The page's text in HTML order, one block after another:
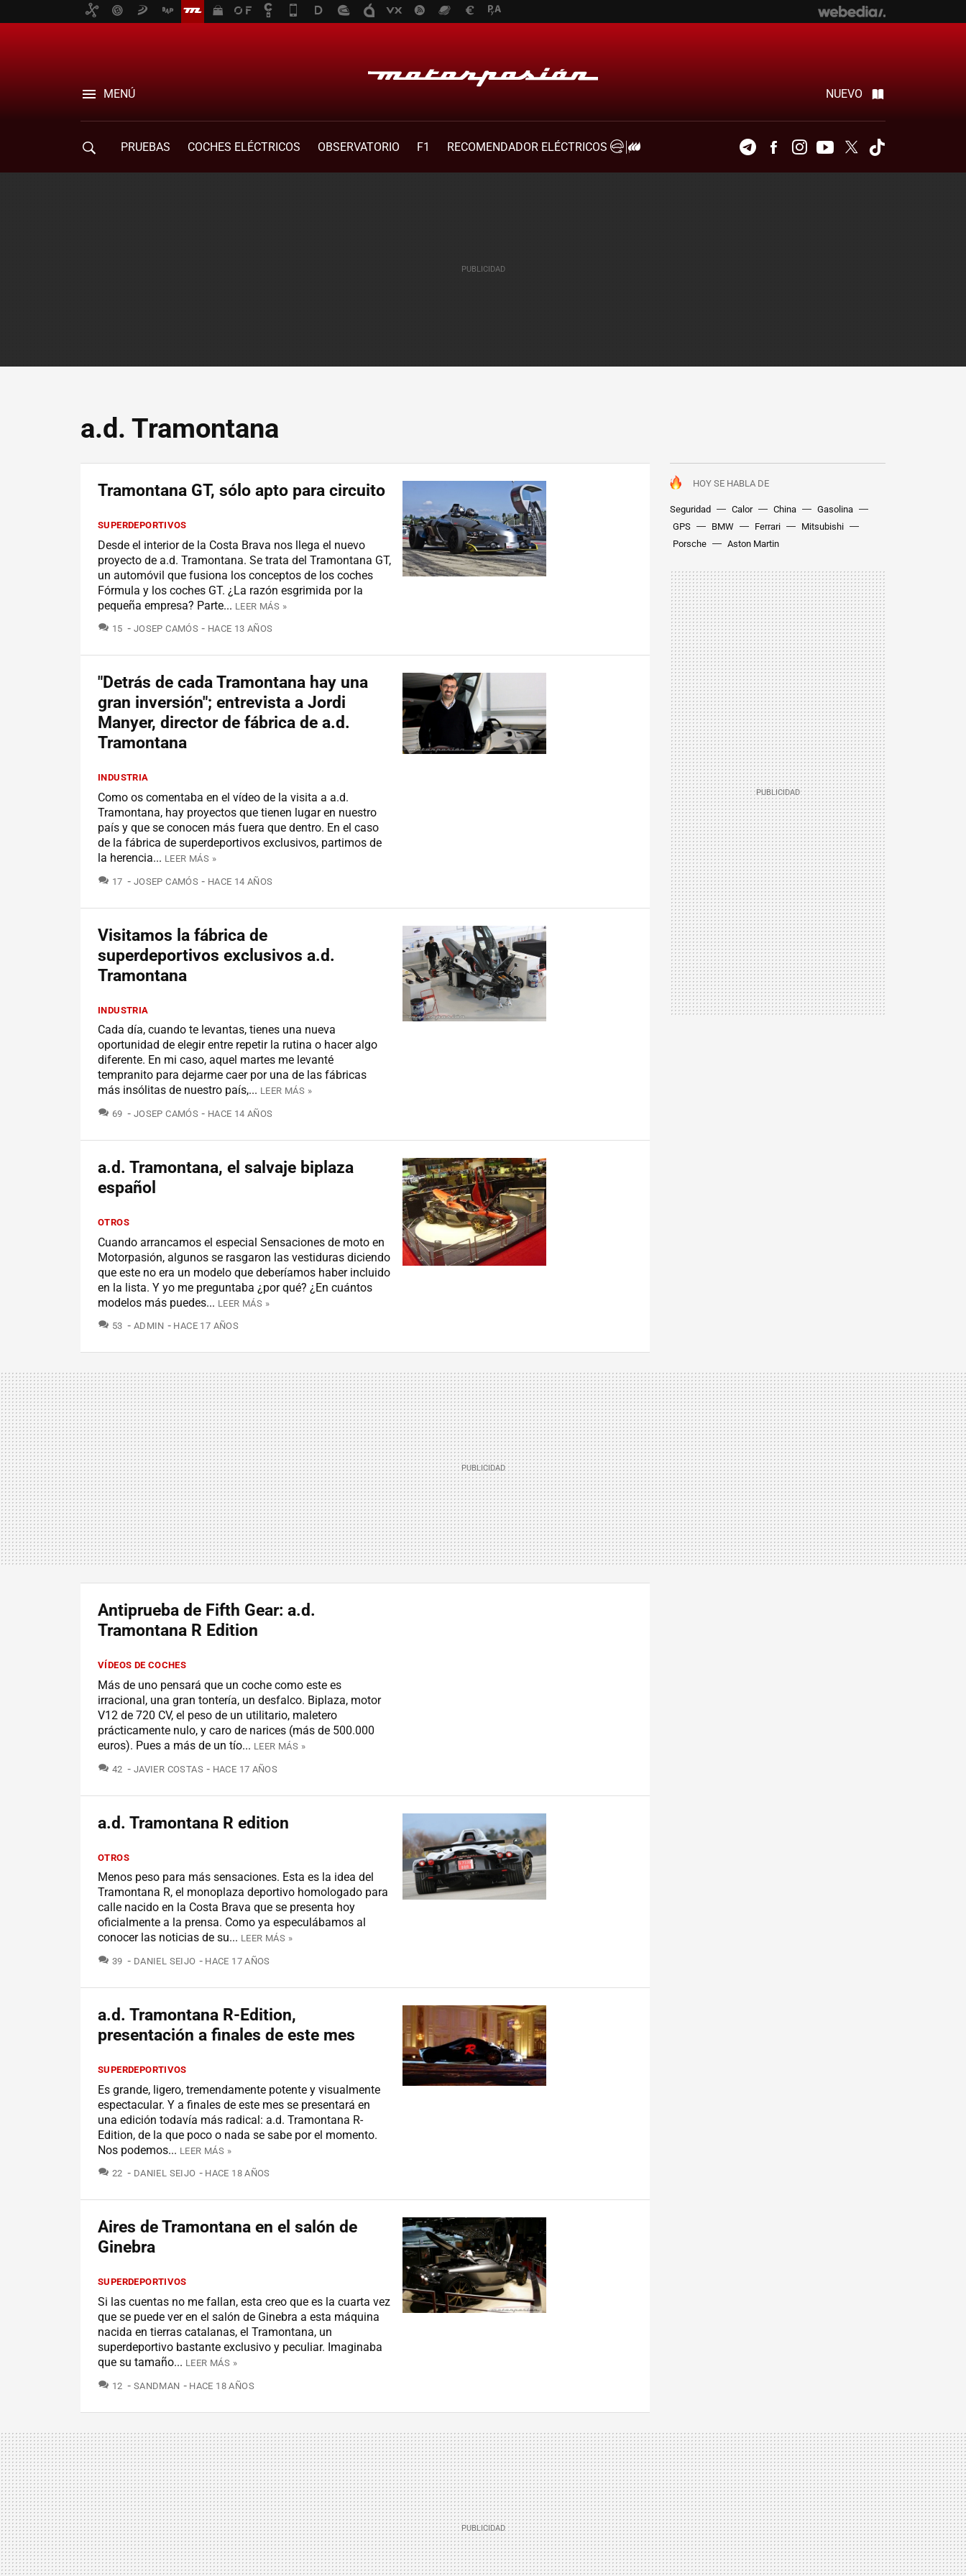
MENÚ NUEVO
PRUEBAS COCHES ELÉCTRICOS OBSERVATORIO F1
RECOMENDADOR ELÉCTRICOS
TelegramFacebookInstagramYoutubeTwitter
a.d. Tramontana
HOY SE HABLA DE
Seguridad Calor China
Gasolina
GPS
BMW Ferrari
Mitsubishi
Porsche
Aston Martin
Tramontana GT, sólo apto para circuito
SUPERDEPORTIVOS
Desde el interior de la Costa Brava nos llega el nuevo
proyecto de a.d. Tramontana. Se trata del Tramontana GT,
un automóvil que fusiona los conceptos de los coches
Fórmula y los coches GT. ¿La razón esgrimida por la
pequeña empresa? Parte... LEER MÁS »
15 COMENTARIOS
JOSEP CAMÓS HACE 13 AÑOS
"Detrás de cada Tramontana hay una
gran inversión"; entrevista a Jordi
Manyer, director de fábrica de a.d.
Tramontana
INDUSTRIA
Como os comentaba en el vídeo de la visita a a.d.
Tramontana, hay proyectos que tienen lugar en nuestro
país y que se conocen más fuera que dentro. En el caso
de la fábrica de superdeportivos exclusivos, partimos de
la herencia... LEER MÁS »
17 COMENTARIOS
JOSEP CAMÓS HACE 14 AÑOS
Visitamos la fábrica de
superdeportivos exclusivos a.d.
Tramontana
INDUSTRIA
Cada día, cuando te levantas, tienes una nueva
oportunidad de elegir entre repetir la rutina o hacer algo
diferente. En mi caso, aquel martes me levanté
tempranito para dejarme caer por una de las fábricas
más insólitas de nuestro país,... LEER MÁS »
69 COMENTARIOS
JOSEP CAMÓS HACE 14 AÑOS
a.d. Tramontana, el salvaje biplaza
español
OTROS
Cuando arrancamos el especial Sensaciones de moto en
Motorpasión, algunos se rasgaron las vestiduras diciendo
que este no era un modelo que deberíamos haber incluido
en la lista. Y yo me preguntaba ¿por qué? ¿En cuántos
modelos más puedes... LEER MÁS »
53 COMENTARIOS
ADMIN HACE 17 AÑOS
Antiprueba de Fifth Gear: a.d.
Tramontana R Edition
VÍDEOS DE COCHES
Más de uno pensará que un coche como este es
irracional, una gran tontería, un desfalco. Biplaza, motor
V12 de 720 CV, el peso de un utilitario, maletero
prácticamente nulo, y caro de narices (más de 500.000
euros). Pues a más de un tío... LEER MÁS »
42 COMENTARIOS
JAVIER COSTAS HACE 17 AÑOS
a.d. Tramontana R edition
OTROS
Menos peso para más sensaciones. Esta es la idea del
Tramontana R, el monoplaza deportivo homologado para
calle nacido en la Costa Brava que se presenta hoy
oficialmente a la prensa. Como ya especulábamos al
conocer las noticias de su... LEER MÁS »
39 COMENTARIOS
DANIEL SEIJO HACE 17 AÑOS
a.d. Tramontana R-Edition,
presentación a finales de este mes
SUPERDEPORTIVOS
Es grande, ligero, tremendamente potente y visualmente
espectacular. Y a finales de este mes se presentará en
una edición todavía más radical: a.d. Tramontana R-
Edition, de la que poco o nada se sabe por el momento.
Nos podemos... LEER MÁS »
22 COMENTARIOS
DANIEL SEIJO HACE 18 AÑOS
Aires de Tramontana en el salón de
Ginebra
SUPERDEPORTIVOS
Si las cuentas no me fallan, esta creo que es la cuarta vez
que se puede ver en el salón de Ginebra a esta máquina
nacida en tierras catalanas, el Tramontana, un
superdeportivo bastante exclusivo y peculiar. Imaginaba
que su tamaño... LEER MÁS »
12 COMENTARIOS
SANDMAN HACE 18 AÑOS